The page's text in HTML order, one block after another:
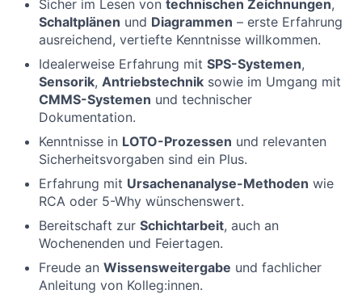
Sicher im Lesen von technischen Zeichnungen,
Schaltplänen und Diagrammen – erste Erfahrung
ausreichend, vertiefte Kenntnisse willkommen.
Idealerweise Erfahrung mit SPS-Systemen,
Sensorik, Antriebstechnik sowie im Umgang mit
CMMS-Systemen und technischer
Dokumentation.
Kenntnisse in LOTO-Prozessen und relevanten
Sicherheitsvorgaben sind ein Plus.
Erfahrung mit Ursachenanalyse-Methoden wie
RCA oder 5-Why wünschenswert.
Bereitschaft zur Schichtarbeit, auch an
Wochenenden und Feiertagen.
Freude an Wissensweitergabe und fachlicher
Anleitung von Kolleg:innen.